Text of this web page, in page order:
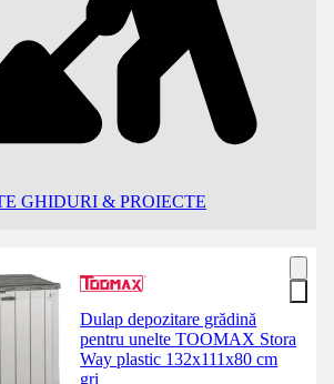
GHIDURI & PROIECTE
Dulap depozitare grădină
pentru unelte TOOMAX Stora
Way plastic 132x111x80 cm
gri